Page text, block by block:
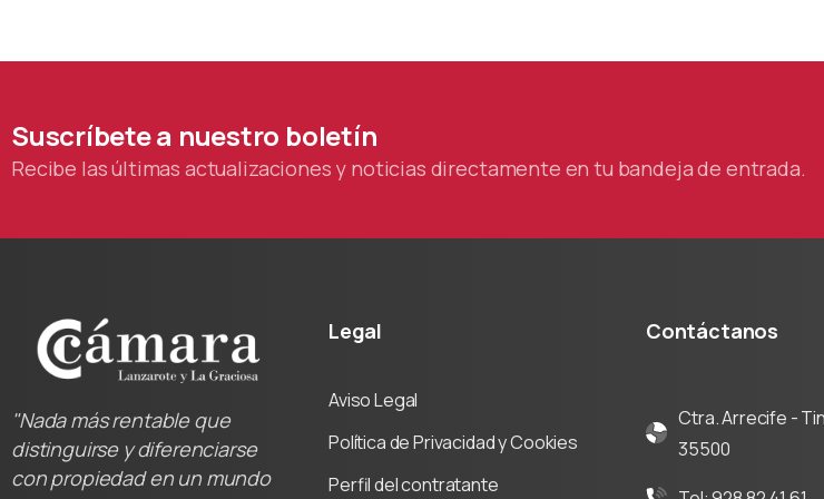
Suscríbetea nuestro boletín
Recibe las últimas actualizaciones y noticias directamente en tu bandeja de entrada.
"Nada más rentable que
distinguirse y diferenciarse
con propiedad en un mundo
Legal
Aviso Legal
Política de Privacidad y Cookies
Perfil del contratante
Contáctanos
Ctra. Arrecife -
35500